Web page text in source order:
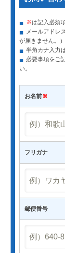
■ ※は記入必須
■ メールアドレ
が届きません。）
■ 半角カナ入力
■ 必要事項をご
い。
お名前※
フリガナ
郵便番号